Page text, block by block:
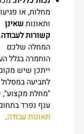
מחלות, או
ותאונות שאינן
קשורות לעבודה
המחלה שלכם
הוחמרה בגלל
ייתכן שיש
לתביעה במסלול
"מחלת מקצוע",
ענף נפרד
תאונות עבודה.